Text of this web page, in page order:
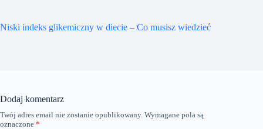
Niski indeks glikemiczny w diecie – Co musisz wiedzieć
Dodaj komentarz
Twój adres email nie zostanie opublikowany. Wymagane pola są
oznaczone *